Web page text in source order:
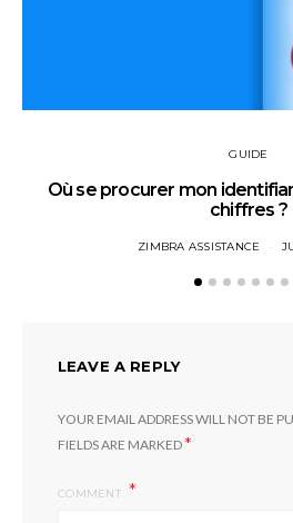
GUIDE
Où se procurer mon
chiffres ?
ZIMBRA ASSISTANCE
LEAVE A REPLY
YOUR EMAIL ADDRESS WILL NOT BE
FIELDS ARE MARKED*
COMMENT